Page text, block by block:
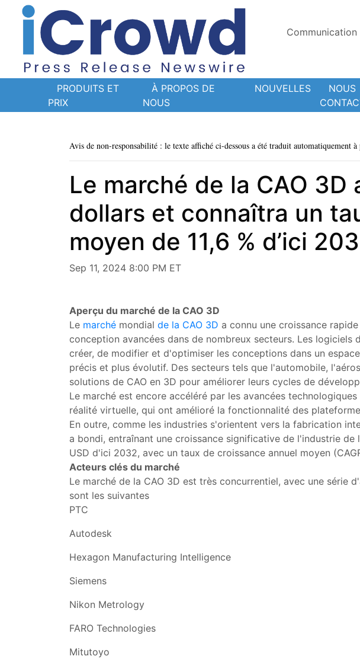
PRODUITS ET
PRIX
À PROPOS DE
NOUS
NOUVELLES
NOUS
Avis de non-responsabilité : le texte affiché ci-dessous a été traduit
Le marché de la CAO
dollars et connaîtra un
moyen de 11,6 % d’ici
Sep 11, 2024 8:00 PM ET
Aperçu du marché de la CAO 3D
Le marché mondial de la CAO 3D a connu une croissance
conception avancées dans de nombreux secteurs. Les
créer, de modifier et d'optimiser les conceptions dans un
précis et plus évolutif. Des secteurs tels que l'automobile,
solutions de CAO en 3D pour améliorer leurs cycles de
Le marché est encore accéléré par les avancées
réalité virtuelle, qui ont amélioré la fonctionnalité des
En outre, comme les industries s'orientent vers la fabrication
a bondi, entraînant une croissance significative de l'industrie
USD d'ici 2032, avec un taux de croissance annuel moyen
Acteurs clés du marché
Le marché de la CAO 3D est très concurrentiel, avec une série
sont les suivantes
PTC
Autodesk
Hexagon Manufacturing Intelligence
Siemens
Nikon Metrology
FARO Technologies
Mitutoyo